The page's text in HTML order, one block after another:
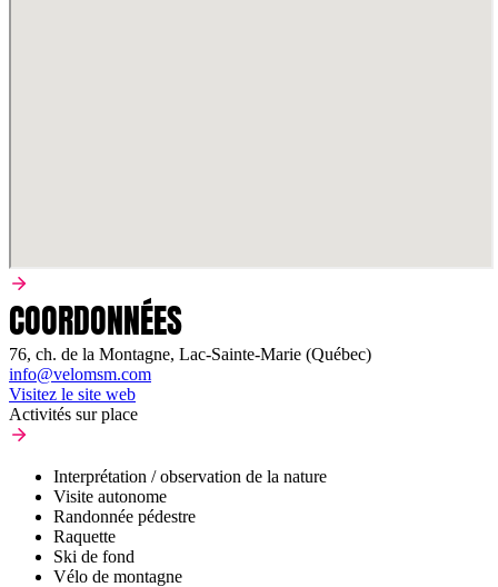
COORDONNÉES
76, ch. de la Montagne, Lac-Sainte-Marie (Québec)
info@velomsm.com
Visitez le site web
Activités sur place
Interprétation / observation de la nature
Visite autonome
Randonnée pédestre
Raquette
Ski de fond
Vélo de montagne